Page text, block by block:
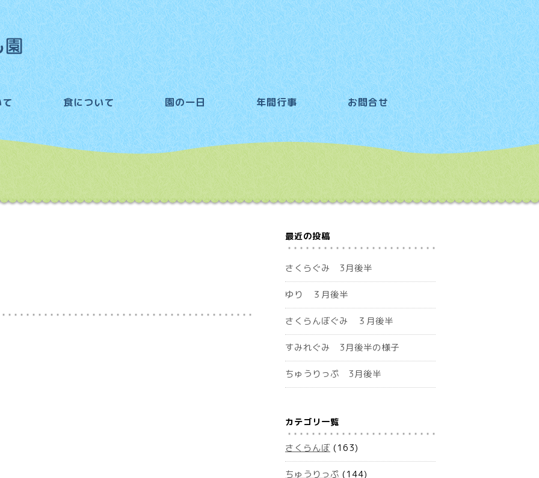
て 食について 園の一日 年間行事 お問合せ
最近の投稿
さくらぐみ 3月後半
ゆり ３月後半
さくらんぼぐみ ３月後半
すみれぐみ 3月後半の様子
ちゅうりっぷ 3月後半
カテゴリ一覧
さくらんぼ (163)
ちゅうりっぷ (144)